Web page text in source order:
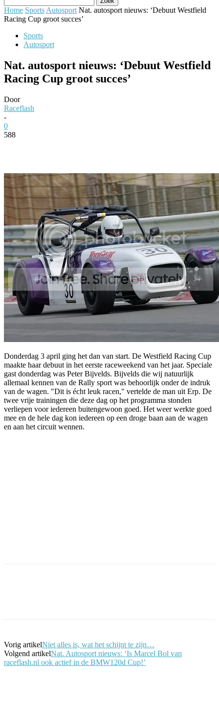
Home Sports Autosport Nat. autosport nieuws: ‘Debuut Westfield
Racing Cup groot succes’
Sports
Autosport
Nat. autosport nieuws: ‘Debuut Westfield
Racing Cup groot succes’
Door
Raceflash
-
0
588
Donderdag 3 april ging het dan van start. De Westfield Racing Cup
maakte haar debuut in het eerste raceweekend van het jaar. Speciale
gast donderdag was Peter Bijvelds. Bijvelds die wij natuurlijk
allemaal kennen van de Rally sport was behoorlijk onder de indruk
van de wagen. "Dit is écht leuk racen," vertelde de man uit Erp. De
twee vrije trainingen die deze dag op het programma stonden
verliepen voor iedereen buitengewoon goed. Het weer werkte goed
mee en de hele dag kon iedereen op een droge baan aan de wagen
en aan het circuit wennen.
Vorig artikelNiet alles is, wat het schijnt te zijn…
Volgend artikelNat. Autosport nieuws: ‘Is Marcel Bol van
raceflash.nl ook actief in de BMW120d Cup!’